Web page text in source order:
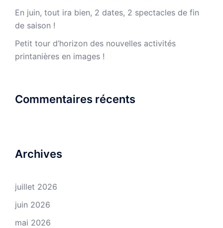
En juin, tout ira bien, 2 dates, 2 spectacles de fin
de saison !
Petit tour d’horizon des nouvelles activités
printanières en images !
Commentaires récents
Archives
juillet 2026
juin 2026
mai 2026